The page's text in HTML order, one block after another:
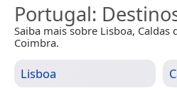
Portugal:
Saiba mais sobre Lisboa, Caldas
Coimbra.
Lisboa